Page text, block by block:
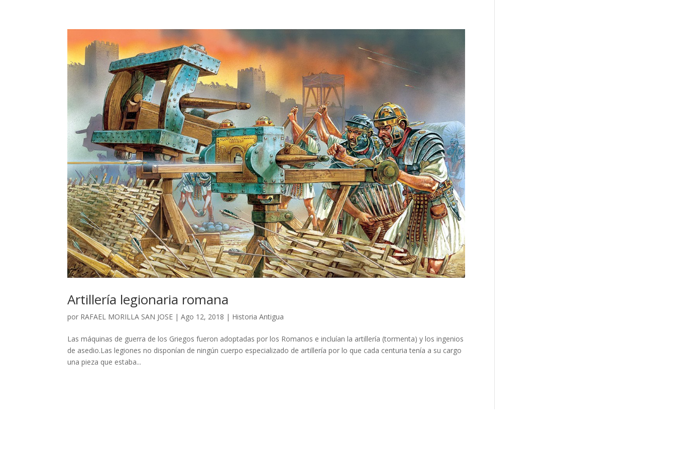
Artillería legionaria romana
por RAFAEL MORILLA SAN JOSE |Ago 12, 2018 | Historia Antigua
Las máquinas de guerra de los Griegos fueron adoptadas por los Romanos e incluían la artillería (tormenta) y los ingenios
de asedio.Las legiones no disponían de ningún cuerpo especializado de artillería por lo que cada centuria tenía a su cargo
una pieza que estaba...